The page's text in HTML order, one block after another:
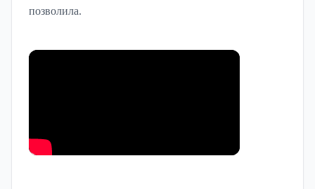
позволила.